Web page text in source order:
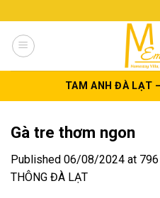
to
content
TAM ANH ĐÀ LẠT
Gà tre thơm ngon
Published 06/08/2024 at
THÔNG ĐÀ LẠT